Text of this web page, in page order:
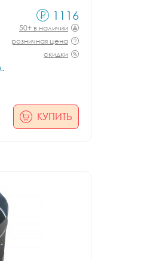
1116
50+ в наличии
розничная цена
скидки
КУПИТЬ